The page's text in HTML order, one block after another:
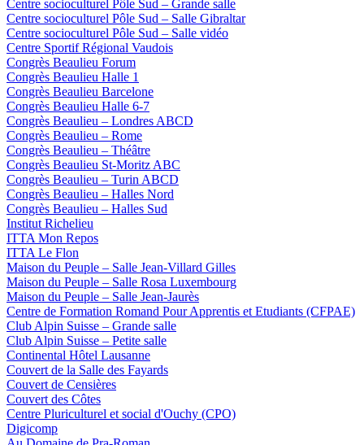
Centre socioculturel Pôle Sud – Grande salle
Centre socioculturel Pôle Sud – Salle Gibraltar
Centre socioculturel Pôle Sud – Salle vidéo
Centre Sportif Régional Vaudois
Congrès Beaulieu Forum
Congrès Beaulieu Halle 1
Congrès Beaulieu Barcelone
Congrès Beaulieu Halle 6-7
Congrès Beaulieu – Londres ABCD
Congrès Beaulieu – Rome
Congrès Beaulieu – Théâtre
Congrès Beaulieu St-Moritz ABC
Congrès Beaulieu – Turin ABCD
Congrès Beaulieu – Halles Nord
Congrès Beaulieu – Halles Sud
Institut Richelieu
ITTA Mon Repos
ITTA Le Flon
Maison du Peuple – Salle Jean-Villard Gilles
Maison du Peuple – Salle Rosa Luxembourg
Maison du Peuple – Salle Jean-Jaurès
Centre de Formation Romand Pour Apprentis et Etudiants (CFPAE)
Club Alpin Suisse – Grande salle
Club Alpin Suisse – Petite salle
Continental Hôtel Lausanne
Couvert de la Salle des Fayards
Couvert de Censières
Couvert des Côtes
Centre Pluriculturel et social d'Ouchy (CPO)
Digicomp